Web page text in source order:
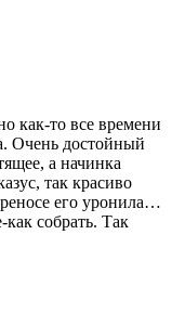
как-то все времени
Очень достойный
а начинка
так красиво
его уронила…
как собрать. Так